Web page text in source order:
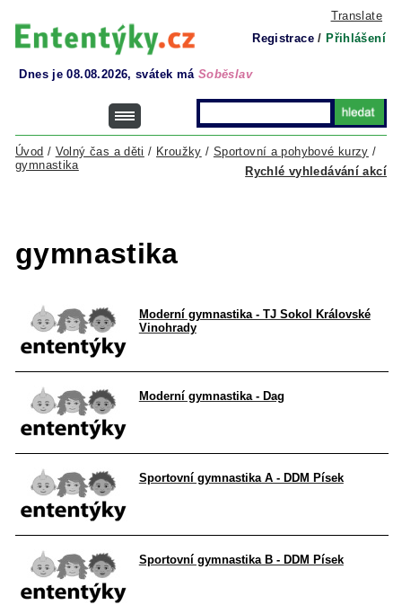
Translate
Registrace / Přihlášení
Dnes je 08.08.2026, svátek má Soběslav
Rychlé vyhledávání akcí
Úvod / Volný čas a děti / Kroužky / Sportovní a pohybové kurzy /
gymnastika
gymnastika
Moderní gymnastika - TJ Sokol Královské
Vinohrady
Moderní gymnastika - Dag
Sportovní gymnastika A - DDM Písek
Sportovní gymnastika B - DDM Písek